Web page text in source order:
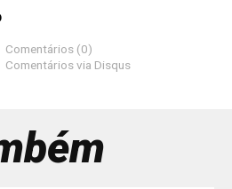
Comentários (0)
Comentários via Disqus